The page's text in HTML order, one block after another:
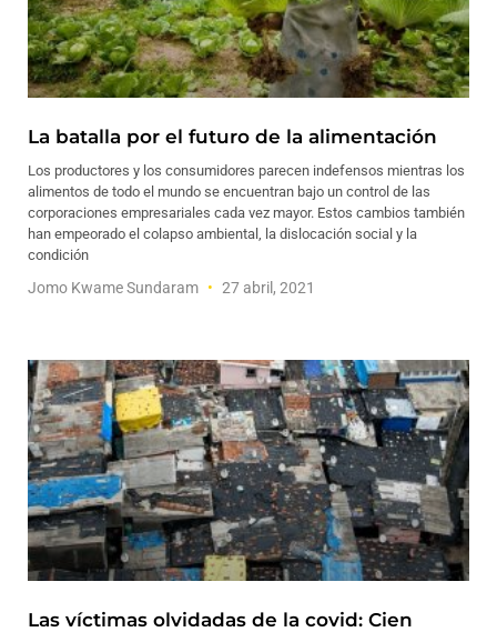
La batalla por el futuro de la alimentación
Los productores y los consumidores parecen indefensos mientras los
alimentos de todo el mundo se encuentran bajo un control de las
corporaciones empresariales cada vez mayor. Estos cambios también
han empeorado el colapso ambiental, la dislocación social y la
condición
Jomo Kwame Sundaram 27 abril, 2021
Las víctimas olvidadas de la covid: Cien